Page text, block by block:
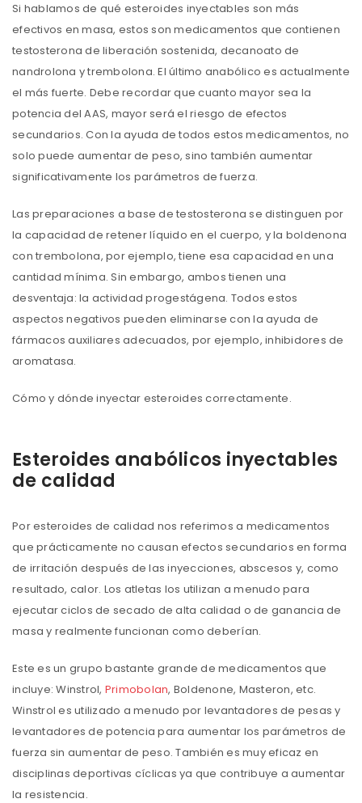
Si hablamos de qué esteroides inyectables son más
efectivos en masa, estos son medicamentos que contienen
testosterona de liberación sostenida, decanoato de
nandrolona y trembolona. El último anabólico es actualmente
el más fuerte. Debe recordar que cuanto mayor sea la
potencia del AAS, mayor será el riesgo de efectos
secundarios. Con la ayuda de todos estos medicamentos, no
solo puede aumentar de peso, sino también aumentar
significativamente los parámetros de fuerza.
Las preparaciones a base de testosterona se distinguen por
la capacidad de retener líquido en el cuerpo, y la boldenona
con trembolona, ​​por ejemplo, tiene esa capacidad en una
cantidad mínima. Sin embargo, ambos tienen una
desventaja: la actividad progestágena. Todos estos
aspectos negativos pueden eliminarse con la ayuda de
fármacos auxiliares adecuados, por ejemplo, inhibidores de
aromatasa.
Cómo y dónde inyectar esteroides correctamente.
Esteroides anabólicos inyectables
de calidad
Por esteroides de calidad nos referimos a medicamentos
que prácticamente no causan efectos secundarios en forma
de irritación después de las inyecciones, abscesos y, como
resultado, calor. Los atletas los utilizan a menudo para
ejecutar ciclos de secado de alta calidad o de ganancia de
masa y realmente funcionan como deberían.
Este es un grupo bastante grande de medicamentos que
incluye: Winstrol, Primobolan, Boldenone, Masteron, etc.
Winstrol es utilizado a menudo por levantadores de pesas y
levantadores de potencia para aumentar los parámetros de
fuerza sin aumentar de peso. También es muy eficaz en
disciplinas deportivas cíclicas ya que contribuye a aumentar
la resistencia.